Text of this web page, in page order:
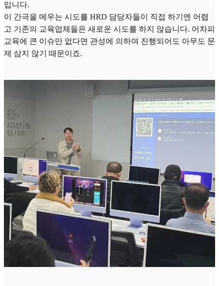
입니다.
이 간극을 메우는 시도를 HRD 담당자들이 직접 하기엔 어렵
고 기존의 교육업체들은 새로운 시도를 하지 않습니다. 어차피
교육에 큰 이슈만 없다면 관성에 의하여 진행되어도 아무도 문
제 삼지 않기 때문이죠.